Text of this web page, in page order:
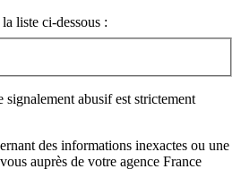
liste ci-dessous :
abusif est strictement
des informations inexactes ou une
auprès de votre agence France